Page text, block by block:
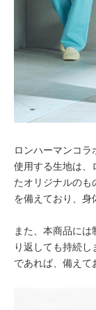
ロンハーマンコラ
使用する生地は、
たオリジナルのも
を備えており、身
また、本商品に
り返しても持続
であれば、備えて